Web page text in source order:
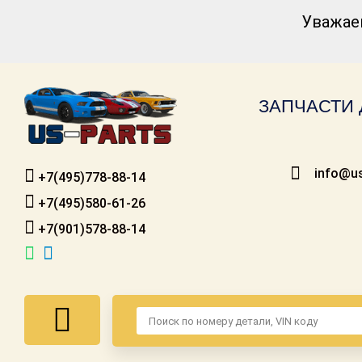
ЗАПЧАСТИ
+7(495)778-88-14
+7(495)580-61-26
+7(901)578-88-14
Доставка